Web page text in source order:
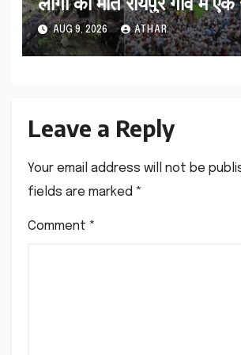
जनाजे…
AUG 9, 2026 ATHAR
Leave a Reply
Your email address will not be
fields are marked *
Comment *